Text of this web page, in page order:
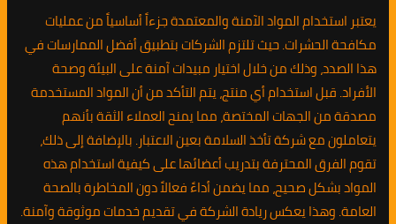
يعتبر استخدام المواد الآمنة والمعتمدة جزءاً أساسياً من عمليات
مكافحة الحشرات. حيث تلتزم الشركات بتطبيق أفضل الممارسات في
هذا الصدد، وذلك من خلال اختيار مبيدات آمنة على البيئة وصحة
الأفراد. قبل استخدام أي منتج، يتم التأكد من أن المواد المستخدمة
مصدقة من الجهات المختصة، مما يمنح العملاء الثقة بأنهم
يتعاملون مع شركة تأخذ السلامة بعين الاعتبار. بالإضافة إلى ذلك،
تقوم الفرق المحترفة بتدريب أعضائها على كيفية استخدام هذه
المواد بشكل صحيح، مما يضمن أداءً فعالاً دون المخاطرة بالصحة
العامة. وهذا يعكس ريادة الشركة في تقديم خدمات موثوقة وآمنة.